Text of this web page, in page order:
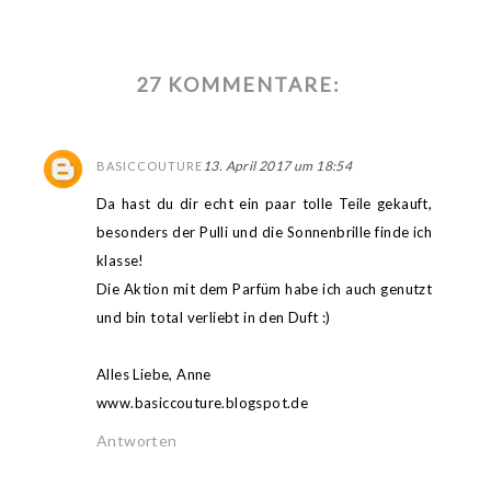
27 KOMMENTARE:
BASICCOUTURE13. April 2017 um 18:54
Da hast du dir echt ein paar tolle Teile gekauft,
besonders der Pulli und die Sonnenbrille finde ich
klasse!
Die Aktion mit dem Parfüm habe ich auch genutzt
und bin total verliebt in den Duft :)
Alles Liebe, Anne
www.basiccouture.blogspot.de
Antworten